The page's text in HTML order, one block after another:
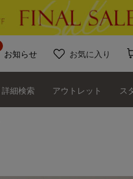
お知らせ お気に入り
詳細検索 アウトレット ス